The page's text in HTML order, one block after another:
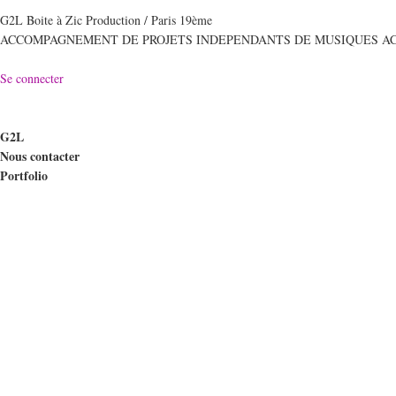
G2L Boite à Zic Production / Paris 19ème
ACCOMPAGNEMENT DE PROJETS INDEPENDANTS DE MUSIQUES
Se connecter
G2L
Nous contacter
Portfolio